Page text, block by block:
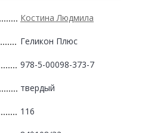
Костина Людмила
Геликон Плюс
978-5-00098-373-7
твердый
116